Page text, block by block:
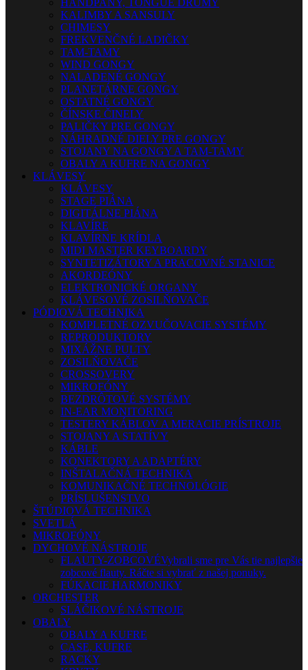
HANDPANY, TONGUE DRUMY
KALIMBY A SANSULY
CHIMESY
FREKVENČNÉ LADIČKY
TAM-TAMY
WIND GONGY
NALADENÉ GONGY
PLANETÁRNE GONGY
OSTATNÉ GONGY
ČÍNSKE ČINELY
PALIČKY PRE GONGY
NÁHRADNÉ DIELY PRE GONGY
STOJANY NA GONGY A TAM-TAMY
OBALY A KUFRE NA GONGY
KLÁVESY
KLÁVESY
STAGE PIÁNA
DIGITÁLNE PIÁNA
KLAVÍRE
KLAVÍRNE KRÍDLA
MIDI MASTER KEYBOARDY
SYNTETIZÁTORY A PRACOVNÉ STANICE
AKORDEÓNY
ELEKTRONICKÉ ORGANY
KLÁVESOVÉ ZOSILŇOVAČE
PÓDIOVÁ TECHNIKA
KOMPLETNÉ OZVUČOVACIE SYSTÉMY
REPRODUKTORY
MIXÁŽNE PULTY
ZOSILŇOVAČE
CROSSOVERY
MIKROFÓNY
BEZDRÔTOVÉ SYSTÉMY
IN-EAR MONITORING
TESTERY KÁBLOV A MERACIE PRÍSTROJE
STOJANY A STATÍVY
KÁBLE
KONEKTORY A ADAPTÉRY
INŠTALAČNÁ TECHNIKA
KOMUNIKAČNÉ TECHNOLÓGIE
PRÍSLUŠENSTVO
ŠTÚDIOVÁ TECHNIKA
SVETLÁ
MIKROFÓNY
DYCHOVÉ NÁSTROJE
FLAUTY-ZOBCOVÉVybrali sme pre Vás tie najlepšie
zobcové flauty. Ráčte si vybrať z našej ponuky.
FÚKACIE HARMONIKY
ORCHESTER
SLÁČIKOVÉ NÁSTROJE
OBALY
OBALY A KUFRE
CASE, KUFRE
RACKY